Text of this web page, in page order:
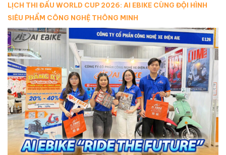
LỊCH THI ĐẤU WORLD CUP 2026: AI EBIKE CÙNG ĐỘI HÌNH
SIÊU PHẨM CÔNG NGHỆ THÔNG MINH